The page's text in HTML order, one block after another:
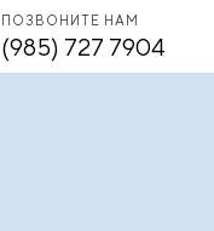
ПОЗВОНИТЕ НАМ
727 7904